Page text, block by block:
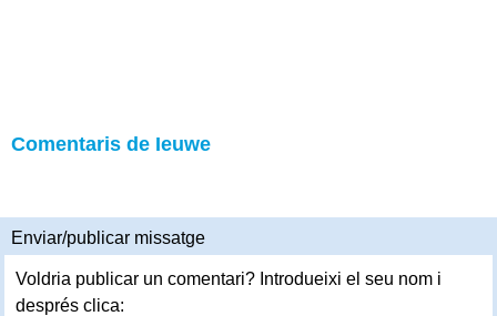
Comentaris de Ieuwe
Enviar/publicar missatge
Voldria publicar un comentari? Introdueixi el seu nom i
després clica: